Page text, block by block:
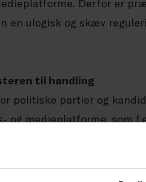
Derfor er
en ulogisk og skæv
til handling
politiske partier og
og medieplatforme, som